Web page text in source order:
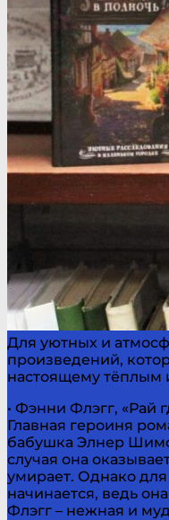
Для уютных и
произведений,
настоящему тёплым
• Фэнни Флэгг, «Рай
Главная героиня
бабушка Элнер
случая она
умирает. Однако
начинается, ведь
Флэгг – нежная и